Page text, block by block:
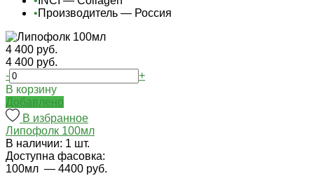
•Производитель — Россия
4 400 руб.
4 400 руб.
-
+
В корзину
Добавлено
В избранное
Липофолк 100мл
В наличии: 1 шт.
Доступна фасовка:
100мл — 4400 руб.